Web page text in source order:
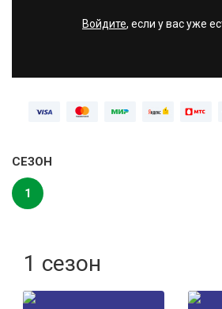
Войдите, если у вас уже
СЕЗОН
1
1 сезон